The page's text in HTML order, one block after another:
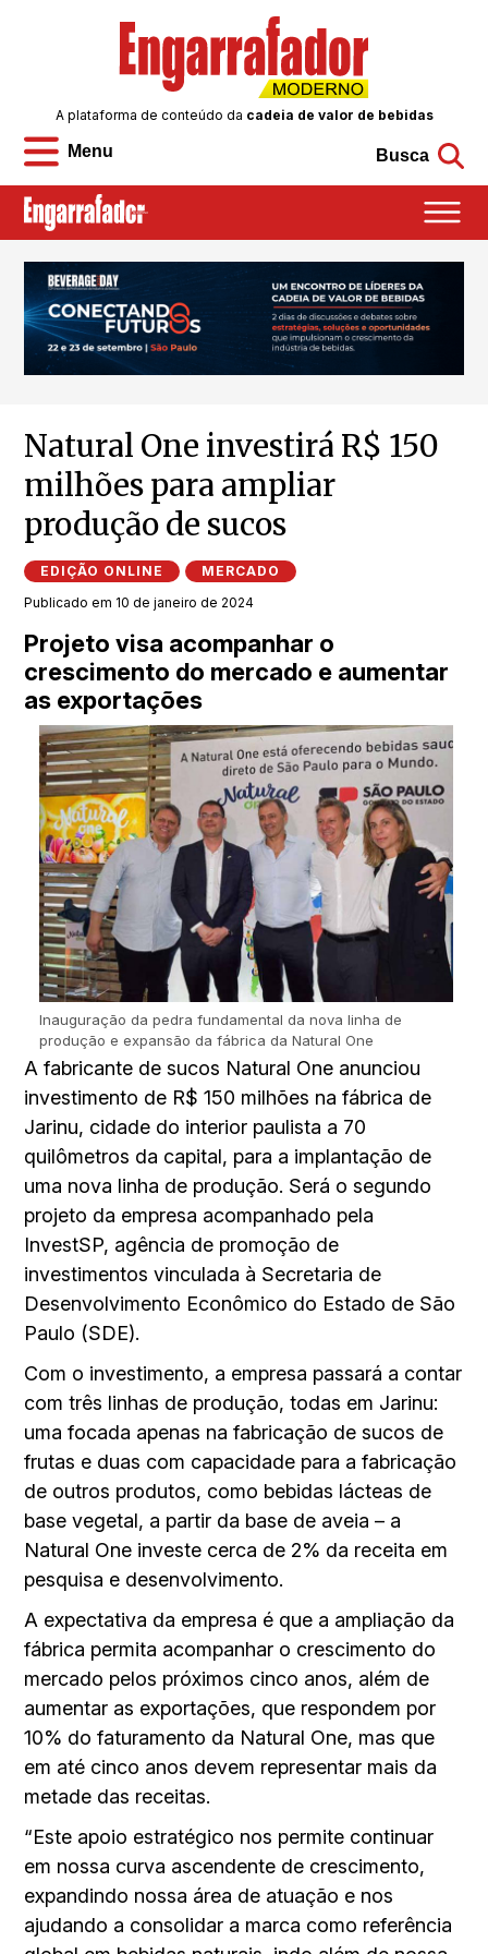
Menu
A plataforma de conteúdo da cadeia de valor de bebidas
Busca
Natural One investirá R$ 150
milhões para ampliar
produção de sucos
EDIÇÃO ONLINE
MERCADO
Publicado em 10 de janeiro de 2024
Projeto visa acompanhar o
crescimento do mercado e aumentar
as exportações
Inauguração da pedra fundamental da nova linha de
produção e expansão da fábrica da Natural One
A fabricante de sucos Natural One anunciou
investimento de R$ 150 milhões na fábrica de
Jarinu, cidade do interior paulista a 70
quilômetros da capital, para a implantação de
uma nova linha de produção. Será o segundo
projeto da empresa acompanhado pela
InvestSP, agência de promoção de
investimentos vinculada à Secretaria de
Desenvolvimento Econômico do Estado de São
Paulo (SDE).
Com o investimento, a empresa passará a contar
com três linhas de produção, todas em Jarinu:
uma focada apenas na fabricação de sucos de
frutas e duas com capacidade para a fabricação
de outros produtos, como bebidas lácteas de
base vegetal, a partir da base de aveia – a
Natural One investe cerca de 2% da receita em
pesquisa e desenvolvimento.
A expectativa da empresa é que a ampliação da
fábrica permita acompanhar o crescimento do
mercado pelos próximos cinco anos, além de
aumentar as exportações, que respondem por
10% do faturamento da Natural One, mas que
em até cinco anos devem representar mais da
metade das receitas.
“Este apoio estratégico nos permite continuar
em nossa curva ascendente de crescimento,
expandindo nossa área de atuação e nos
ajudando a consolidar a marca como referência